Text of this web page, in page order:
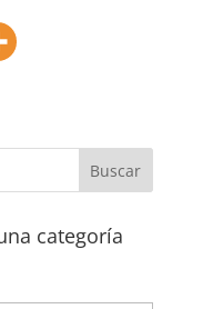
categoría